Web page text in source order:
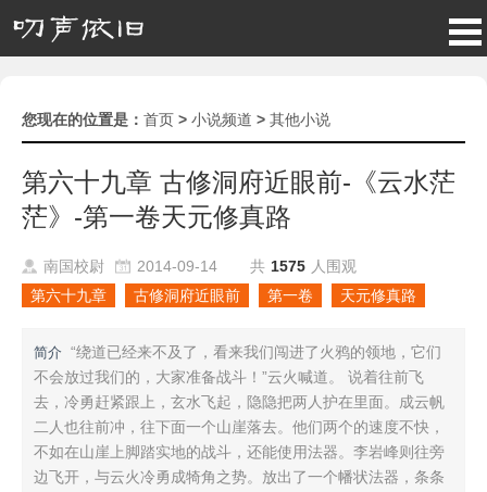
您现在的位置是： 首页 > 小说频道 > 其他小说
第六十九章 古修洞府近眼前-《云水茫
茫》-第一卷天元修真路
南国校尉 2014-09-14 共 1575 人围观
第六十九章
古修洞府近眼前 第一卷 天元修真路
简介 “绕道已经来不及了，看来我们闯进了火鸦的领地，它们
不会放过我们的，大家准备战斗！”云火喊道。 说着往前飞
去，冷勇赶紧跟上，玄水飞起，隐隐把两人护在里面。成云帆
二人也往前冲，往下面一个山崖落去。他们两个的速度不快，
不如在山崖上脚踏实地的战斗，还能使用法器。李岩峰则往旁
边飞开，与云火冷勇成犄角之势。放出了一个幡状法器，条条